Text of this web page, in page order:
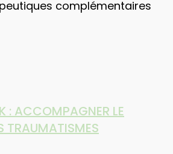
complémentaires
: ACCOMPAGNER LE
TRAUMATISMES